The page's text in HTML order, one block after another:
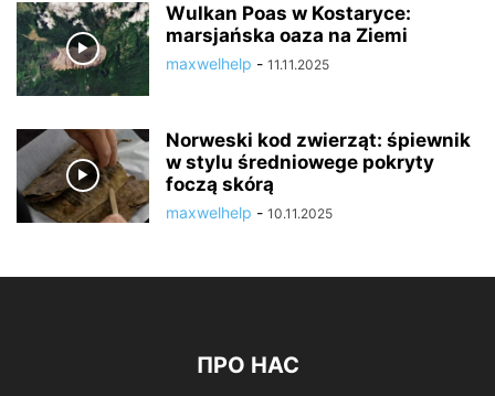
Wulkan Poas w Kostaryce:
marsjańska oaza na Ziemi
maxwelhelp - 11.11.2025
Norweski kod zwierząt: śpiewnik
w stylu średniowege pokryty
foczą skórą
maxwelhelp - 10.11.2025
ПРО НАС